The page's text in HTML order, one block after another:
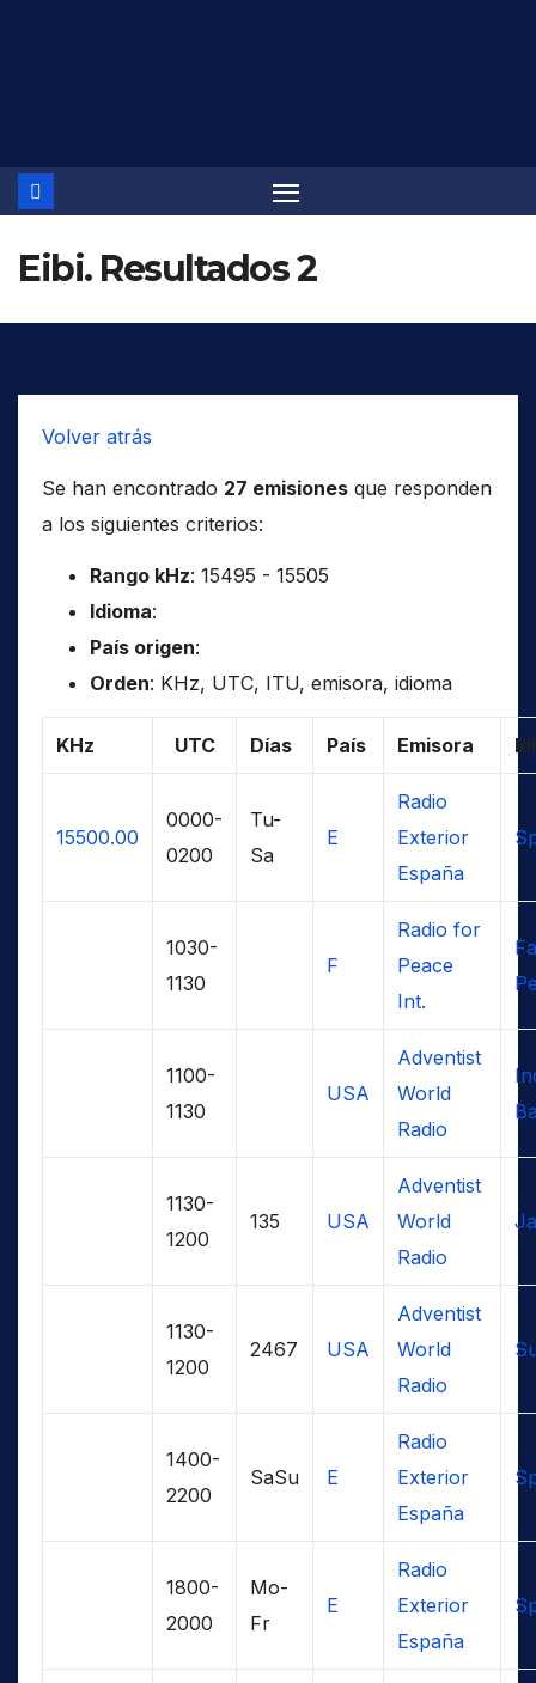
Eibi. Resultados 2
Volver atrás
Se han encontrado 27 emisiones que responden
a los siguientes criterios:
Rango kHz: 15495 - 15505
Idioma:
País origen:
Orden: KHz, UTC, ITU, emisora, idioma
KHz UTC Días País Emisora
15500.00
0000-
0200
Tu-
Sa
E
Radio
Exterior
España
1030-
1130
F
Radio for
Peace
Int.
1100-
1130
USA
Adventist
World
Radio
1130-
1200
135 USA
Adventist
World
Radio
1130-
1200
2467 USA
Adventist
World
Radio
1400-
2200
SaSu E
Radio
Exterior
España
1800-
2000
Mo-
Fr
E
Radio
Exterior
España